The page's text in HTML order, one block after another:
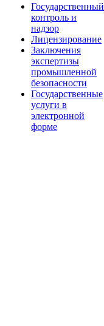
Государственный
контроль и
надзор
Лицензирование
Заключения
экспертизы
промышленной
безопасности
Государственные
услуги в
электронной
форме